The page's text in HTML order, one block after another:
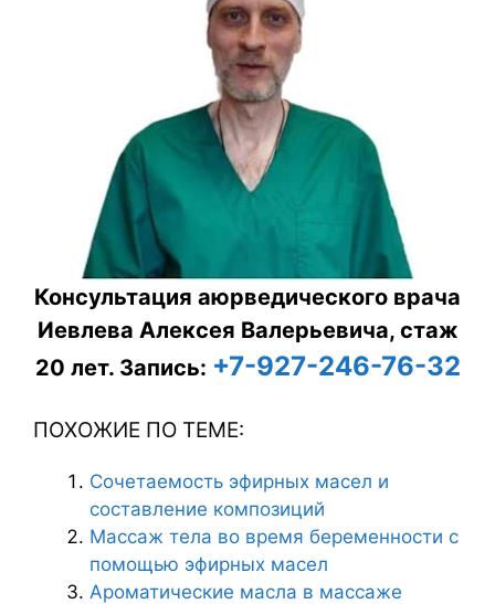
Консультация аюрведического врача
Иевлева Алексея Валерьевича, стаж
20 лет. Запись: +7-927-246-76-32
ПОХОЖИЕ ПО ТЕМЕ:
Сочетаемость эфирных масел и
составление композиций
Массаж тела во время беременности с
помощью эфирных масел
Ароматические масла в массаже